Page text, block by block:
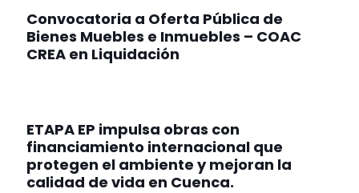
Convocatoria a Oferta Pública de
Bienes Muebles e Inmuebles – COAC
CREA en Liquidación
ETAPA EP impulsa obras con
financiamiento internacional que
protegen el ambiente y mejoran la
calidad de vida en Cuenca.